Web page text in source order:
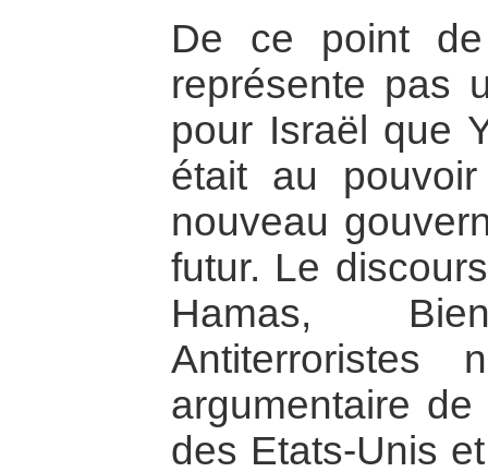
De ce point
représente pas
pour Israël que
était au
nouveau
futur. Le
Hamas,
Antiterroristes
argumentaire
des Etats-Unis